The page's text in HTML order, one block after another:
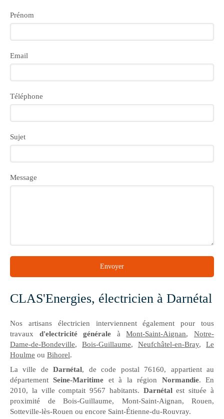
Prénom
Email
Téléphone
Sujet
Message
Envoyer
CLAS'Energies, électricien à Darnétal
Nos artisans électricien interviennent également pour tous
travaux d'electricité générale àMont-Saint-Aignan,Notre-
Dame-de-Bondeville, Bois-Guillaume, Neufchâtel-en-Bray, Le
Houlme ou Bihorel.
La ville deDarnétal, de code postal 76160, appartient au
départementSeine-Maritime et à la région Normandie. En
2010, la ville comptait 9567 habitants. Darnétalest située à
proximité de Bois-Guillaume, Mont-Saint-Aignan, Rouen,
Sotteville-lès-Rouen ou encore Saint-Étienne-du-Rouvray.